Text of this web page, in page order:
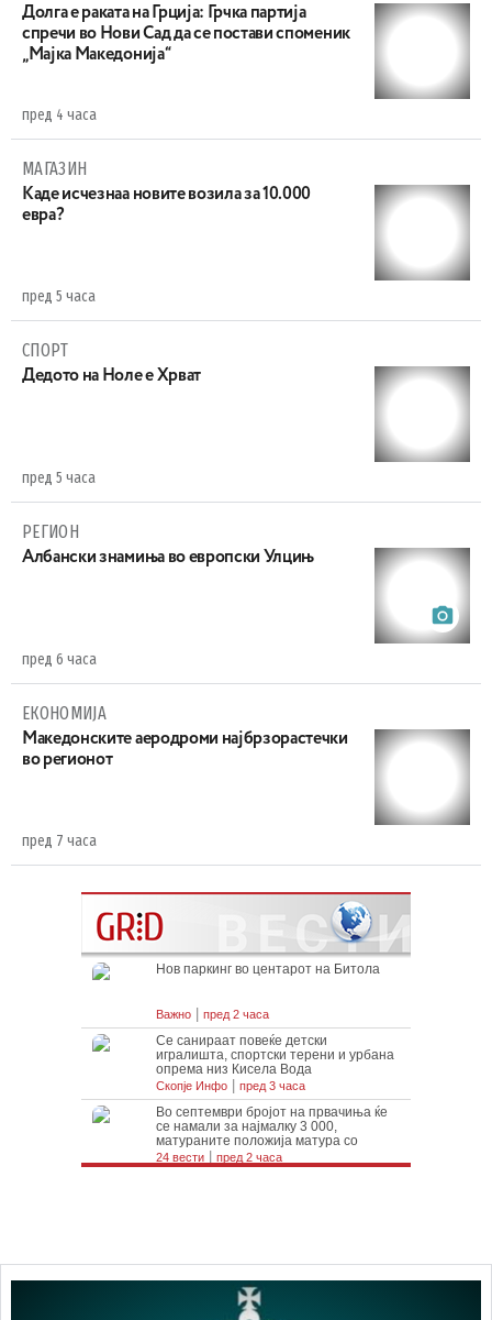
Долга е раката на Грција: Грчка партија
спречи во Нови Сад да се постави споменик
„Мајка Македонија“
пред 4 часа
МАГАЗИН
Каде исчезнаа новите возила за 10.000
евра?
пред 5 часа
СПОРТ
Дедото на Ноле е Хрват
пред 5 часа
РЕГИОН
Aлбански знамиња во европски Улцињ
пред 6 часа
ЕКОНОМИЈА
Maкедонските аеродроми најбрзорастечки
во регионот
пред 7 часа